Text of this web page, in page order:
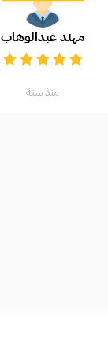
مهند عبدالوهاب
منذ سنة